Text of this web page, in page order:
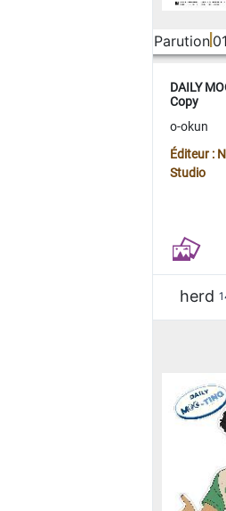
Parution
DAILY
Copy
o-okun
Éditeur :
Studio
herd